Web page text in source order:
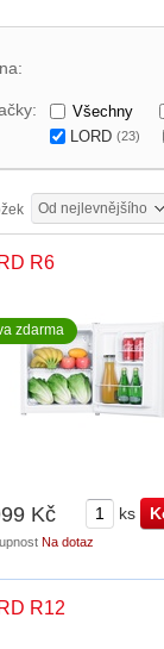
Všechny
LORD (23)
Od nejlevnějšího
R6
Kč ks
Na dotaz
zdarma
R12